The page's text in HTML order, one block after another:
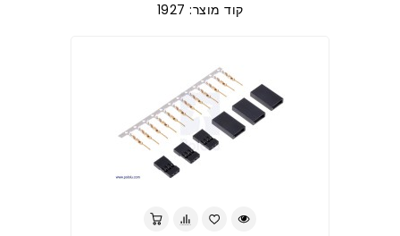
קוד מוצר: 1927